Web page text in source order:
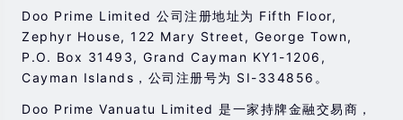
Doo Prime Limited 公司注册地址为 Fifth Floor,
Zephyr House, 122 Mary Street, George Town,
P.O. Box 31493, Grand Cayman KY1-1206,
Cayman Islands，公司注册号为 SI-334856。
Doo Prime Vanuatu Limited 是一家持牌金融交易商，